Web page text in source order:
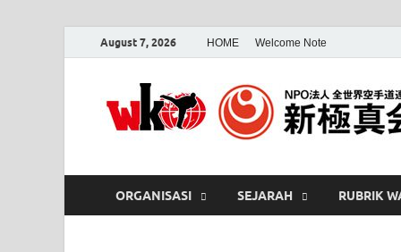
August 7, 2026 HOME Welcome Note
ORGANISASI SEJARAH RUBRIK